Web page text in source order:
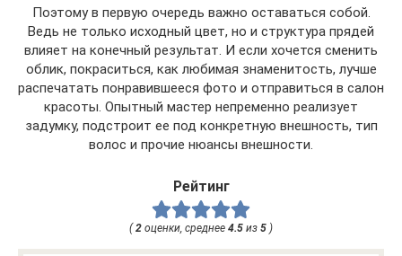
Поэтому в первую очередь важно оставаться собой.
Ведь не только исходный цвет, но и структура прядей
влияет на конечный результат. И если хочется сменить
облик, покраситься, как любимая знаменитость, лучше
распечатать понравившееся фото и отправиться в салон
красоты. Опытный мастер непременно реализует
задумку, подстроит ее под конкретную внешность, тип
волос и прочие нюансы внешности.
Рейтинг
( 2 оценки, среднее 4.5 из 5 )